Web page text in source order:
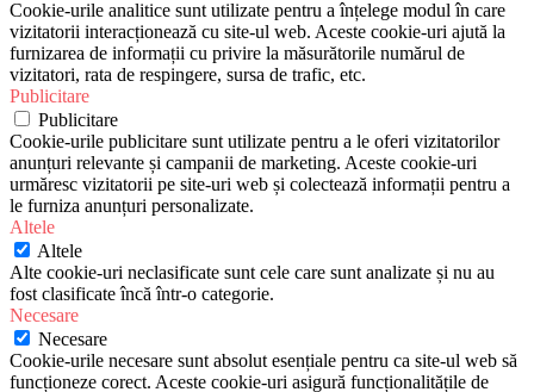
Cookie-urile analitice sunt utilizate pentru a înțelege modul în care
vizitatorii interacționează cu site-ul web. Aceste cookie-uri ajută la
furnizarea de informații cu privire la măsurătorile numărul de
vizitatori, rata de respingere, sursa de trafic, etc.
Publicitare
Publicitare
Cookie-urile publicitare sunt utilizate pentru a le oferi vizitatorilor
anunțuri relevante și campanii de marketing. Aceste cookie-uri
urmăresc vizitatorii pe site-uri web și colectează informații pentru a
le furniza anunțuri personalizate.
Altele
Altele
Alte cookie-uri neclasificate sunt cele care sunt analizate și nu au
fost clasificate încă într-o categorie.
Necesare
Necesare
Cookie-urile necesare sunt absolut esențiale pentru ca site-ul web să
funcționeze corect. Aceste cookie-uri asigură funcționalitățile de